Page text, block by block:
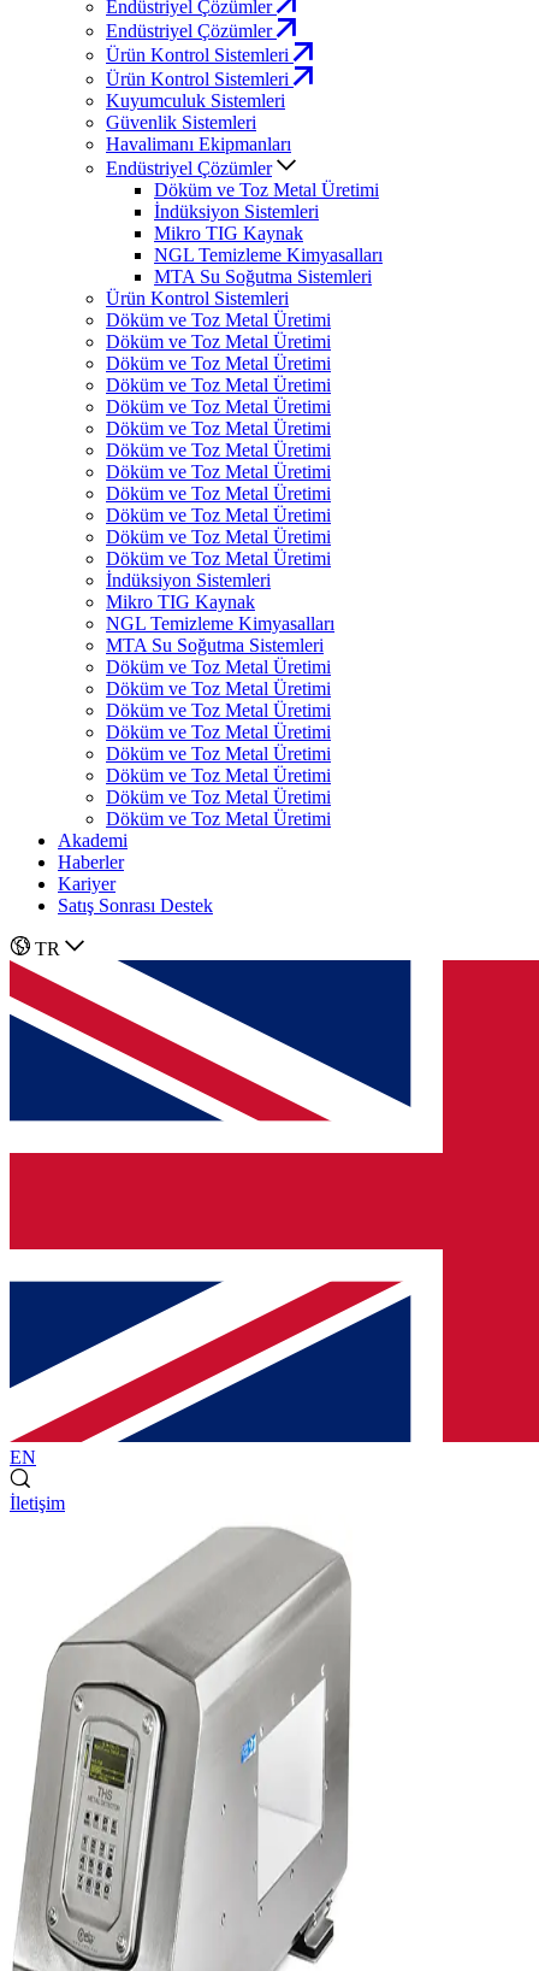
Endüstriyel Çözümler
Endüstriyel Çözümler
Ürün Kontrol Sistemleri
Ürün Kontrol Sistemleri
Kuyumculuk Sistemleri
Güvenlik Sistemleri
Havalimanı Ekipmanları
Endüstriyel Çözümler
Döküm ve Toz Metal Üretimi
İndüksiyon Sistemleri
Mikro TIG Kaynak
NGL Temizleme Kimyasalları
MTA Su Soğutma Sistemleri
Ürün Kontrol Sistemleri
Döküm ve Toz Metal Üretimi
Döküm ve Toz Metal Üretimi
Döküm ve Toz Metal Üretimi
Döküm ve Toz Metal Üretimi
Döküm ve Toz Metal Üretimi
Döküm ve Toz Metal Üretimi
Döküm ve Toz Metal Üretimi
Döküm ve Toz Metal Üretimi
Döküm ve Toz Metal Üretimi
Döküm ve Toz Metal Üretimi
Döküm ve Toz Metal Üretimi
Döküm ve Toz Metal Üretimi
İndüksiyon Sistemleri
Mikro TIG Kaynak
NGL Temizleme Kimyasalları
MTA Su Soğutma Sistemleri
Döküm ve Toz Metal Üretimi
Döküm ve Toz Metal Üretimi
Döküm ve Toz Metal Üretimi
Döküm ve Toz Metal Üretimi
Döküm ve Toz Metal Üretimi
Döküm ve Toz Metal Üretimi
Döküm ve Toz Metal Üretimi
Döküm ve Toz Metal Üretimi
Akademi
Haberler
Kariyer
Satış Sonrası Destek
TR
EN
İletişim